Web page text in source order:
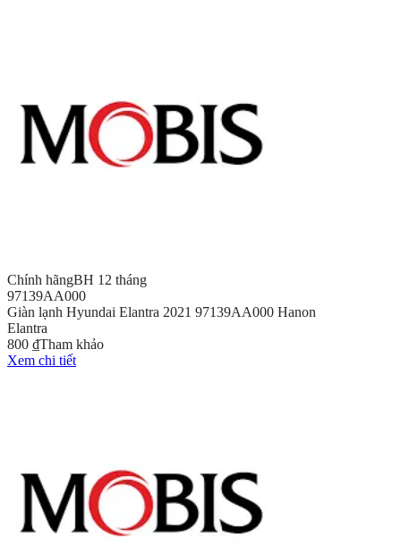
Chính hãngBH 12 tháng
97139AA000
Giàn lạnh Hyundai Elantra 2021 97139AA000 Hanon
Elantra
800 ₫Tham khảo
Xem chi tiết